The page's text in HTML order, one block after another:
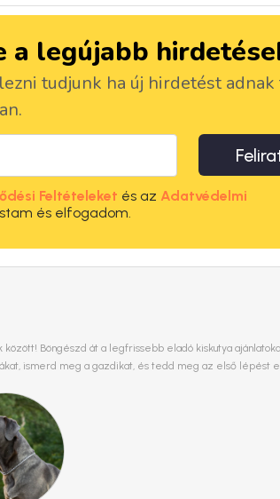
a legújabb
tudjunk ha új hirdetést
Feltételeket és az Adatvédelmi
és elfogadom.
Böngészd át a legfrissebb eladó kiskutya
ismerd meg a gazdikat, és tedd meg az első lépést